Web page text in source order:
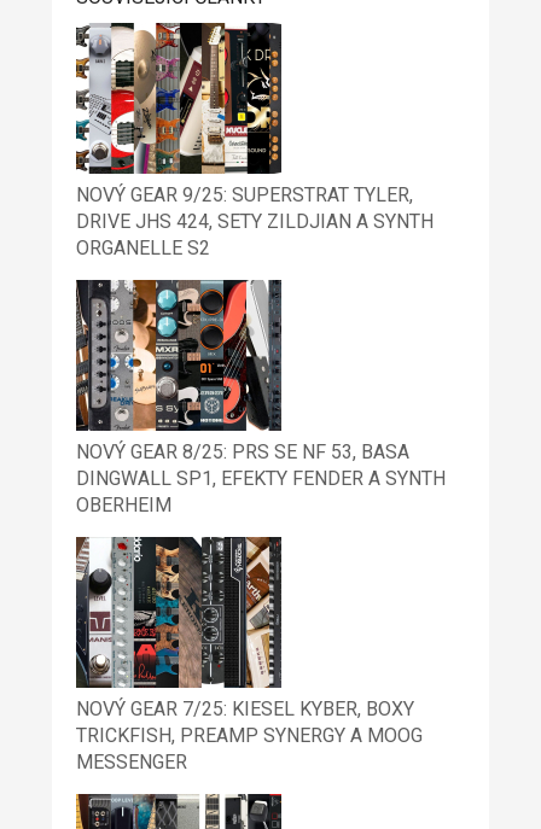
NOVÝ GEAR 9/25: SUPERSTRAT TYLER,
DRIVE JHS 424, SETY ZILDJIAN A SYNTH
ORGANELLE S2
NOVÝ GEAR 8/25: PRS SE NF 53, BASA
DINGWALL SP1, EFEKTY FENDER A SYNTH
OBERHEIM
NOVÝ GEAR 7/25: KIESEL KYBER, BOXY
TRICKFISH, PREAMP SYNERGY A MOOG
MESSENGER